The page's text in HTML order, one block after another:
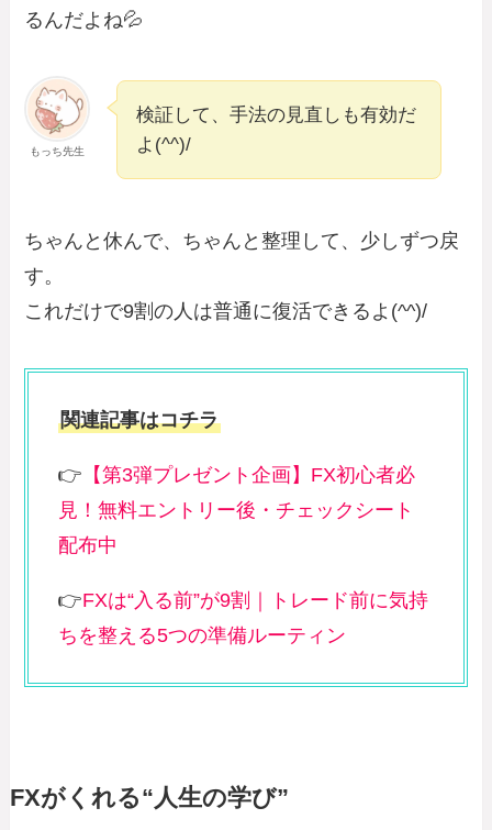
るんだよね💦
もっち先生
検証して、手法の見直しも有効だ
よ(^^)/
ちゃんと休んで、ちゃんと整理して、少しずつ戻
す。
これだけで9割の人は普通に復活できるよ(^^)/
関連記事はコチラ
👉 【第3弾プレゼント企画】FX初心者必
見！無料エントリー後・チェックシート
配布中
👉FXは“入る前”が9割｜トレード前に気持
ちを整える5つの準備ルーティン
FXがくれる“人生の学び”